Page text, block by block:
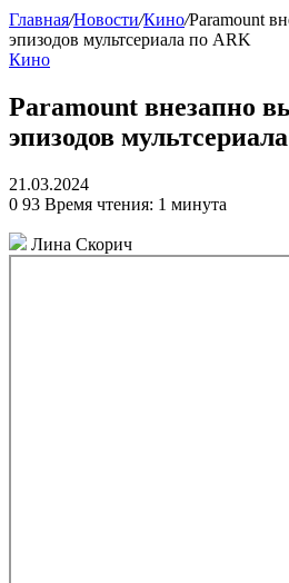
Главная/Новости/Кино/Paramount
эпизодов мультсериала по ARK
Кино
Paramount внезапно
эпизодов
21.03.2024
0 93 Время чтения: 1 минута
Лина Скорич